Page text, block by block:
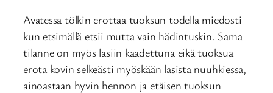
Avatessa tölkin erottaa tuoksun todella miedosti
kun etsimällä etsii mutta vain hädintuskin. Sama
tilanne on myös lasiin kaadettuna eikä tuoksua
erota kovin selkeästi myöskään lasista nuuhkiessa,
ainoastaan hyvin hennon ja etäisen tuoksun